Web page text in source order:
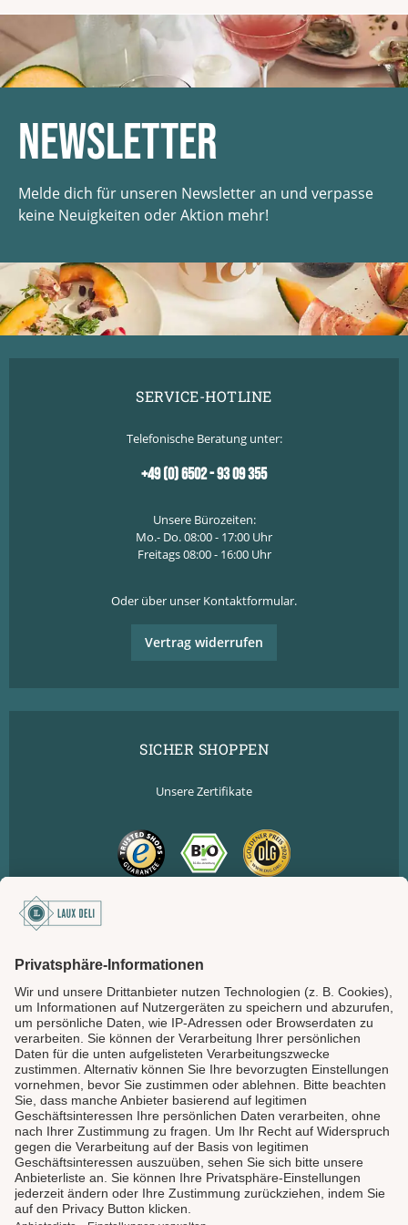
Newsletter
Melde dich für unseren Newsletter an und verpasse
keine Neuigkeiten oder Aktion mehr!
SERVICE-HOTLINE
Telefonische Beratung unter:
+49 (0) 6502 - 93 09 355
Unsere Bürozeiten:
Mo.- Do. 08:00 - 17:00 Uhr
Freitags 08:00 - 16:00 Uhr
Oder über unser Kontaktformular.
Vertrag widerrufen
SICHER SHOPPEN
Unsere Zertifikate
SICHER BEZAHLEN
LAUX DELI
SERVICE